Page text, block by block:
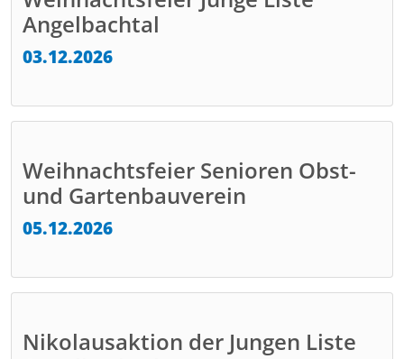
Angelbachtal
03.12.2026
Weihnachtsfeier Senioren Obst-
und Gartenbauverein
05.12.2026
Nikolausaktion der Jungen Liste